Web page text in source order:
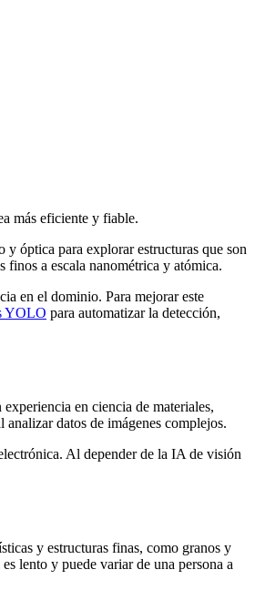
más eficiente y fiable.
y óptica para explorar estructuras que son
a escala nanométrica y atómica.
en el dominio. Para mejorar este
YOLO para automatizar la detección,
en ciencia de materiales,
datos de imágenes complejos.
Al depender de la IA de visión
y estructuras finas, como granos y
lento y puede variar de una persona a